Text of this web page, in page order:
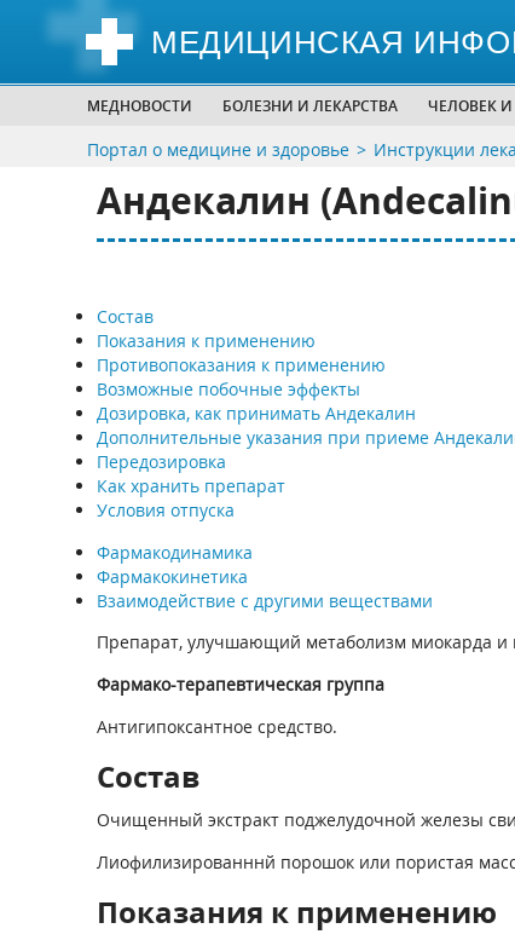
МЕДИЦИНСКАЯ
МЕДНОВОСТИ БОЛЕЗНИ И ЛЕКАРСТВА ЧЕЛОВЕК
Портал о медицине и здоровье Инструкции
Андекалин
Состав
Показания к применению
Противопоказания к применению
Возможные побочные эффекты
Дозировка, как принимать Андекалин
Дополнительные указания при приеме
Передозировка
Как хранить препарат
Условия отпуска
Фармакодинамика
Фармакокинетика
Взаимодействие с другими веществами
Препарат, улучшающий метаболизм миокарда и
Фармако-терапевтическая группа
Антигипоксантное средство.
Состав
Очищенный экстракт поджелудочной железы
Лиофилизированннй порошок или пористая
Показания к применению